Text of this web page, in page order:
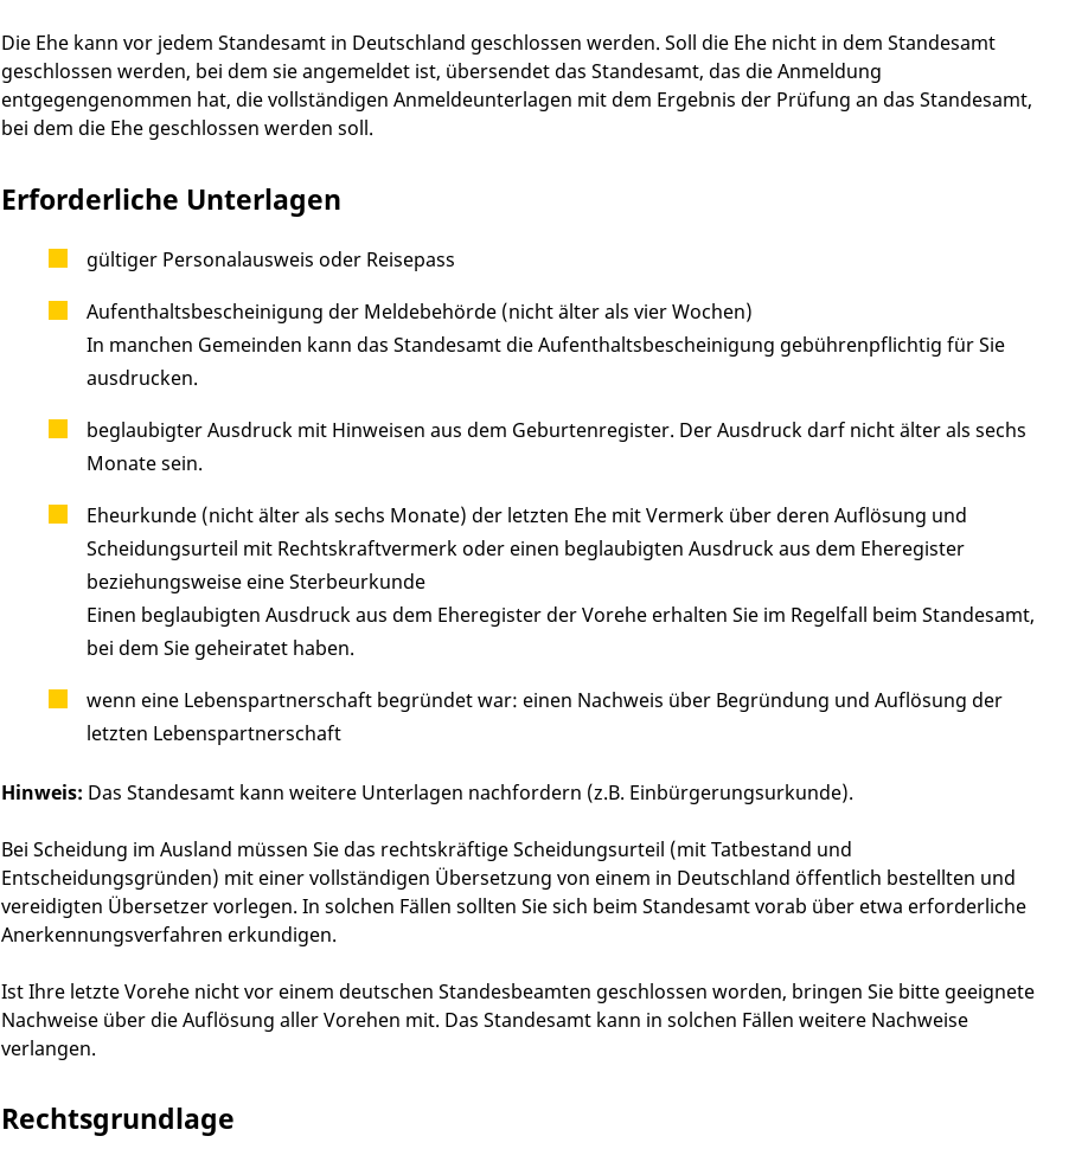
Die Ehe kann vor jedem Standesamt in Deutschland geschlossen werden. Soll die Ehe nicht in dem Standesamt
geschlossen werden, bei dem sie angemeldet ist, übersendet das Standesamt, das die Anmeldung
entgegengenommen hat, die vollständigen Anmeldeunterlagen mit dem Ergebnis der Prüfung an das Standesamt,
bei dem die Ehe geschlossen werden soll.
Erforderliche Unterlagen
gültiger Personalausweis oder Reisepass
Aufenthaltsbescheinigung der Meldebehörde (nicht älter als vier Wochen)
In manchen Gemeinden kann das Standesamt die Aufenthaltsbescheinigung gebührenpflichtig für Sie
ausdrucken.
beglaubigter Ausdruck mit Hinweisen aus dem Geburtenregister. Der Ausdruck darf nicht älter als sechs
Monate sein.
Eheurkunde (nicht älter als sechs Monate) der letzten Ehe mit Vermerk über deren Auflösung und
Scheidungsurteil mit Rechtskraftvermerk oder einen beglaubigten Ausdruck aus dem Eheregister
beziehungsweise eine Sterbeurkunde
Einen beglaubigten Ausdruck aus dem Eheregister der Vorehe erhalten Sie im Regelfall beim Standesamt,
bei dem Sie geheiratet haben.
wenn eine Lebenspartnerschaft begründet war: einen Nachweis über Begründung und Auflösung der
letzten Lebenspartnerschaft
Hinweis: Das Standesamt kann weitere Unterlagen nachfordern (z.B. Einbürgerungsurkunde).
Bei Scheidung im Ausland müssen Sie das rechtskräftige Scheidungsurteil (mit Tatbestand und
Entscheidungsgründen) mit einer vollständigen Übersetzung von einem in Deutschland öffentlich bestellten und
vereidigten Übersetzer vorlegen. In solchen Fällen sollten Sie sich beim Standesamt vorab über etwa erforderliche
Anerkennungsverfahren erkundigen.
Ist Ihre letzte Vorehe nicht vor einem deutschen Standesbeamten geschlossen worden, bringen Sie bitte geeignete
Nachweise über die Auflösung aller Vorehen mit. Das Standesamt kann in solchen Fällen weitere Nachweise
verlangen.
Rechtsgrundlage